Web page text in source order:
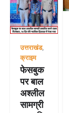
उत्तराखंड,
क्राइम
फेसबुक
पर बाल
अश्लील
सामग्री